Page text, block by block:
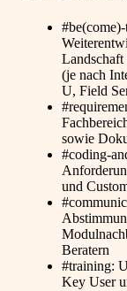
(je nach
U, Field
sowie
#coding-
und
Beratern
#training:
Key User